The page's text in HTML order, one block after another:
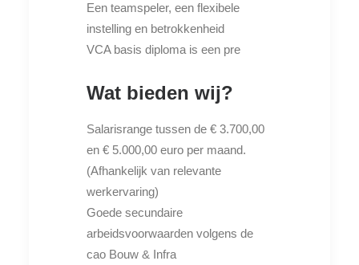
Een teamspeler, een flexibele
instelling en betrokkenheid
VCA basis diploma is een pre
Wat bieden wij?
Salarisrange tussen de € 3.700,00
en € 5.000,00 euro per maand.
(Afhankelijk van relevante
werkervaring)
Goede secundaire
arbeidsvoorwaarden volgens de
cao Bouw & Infra